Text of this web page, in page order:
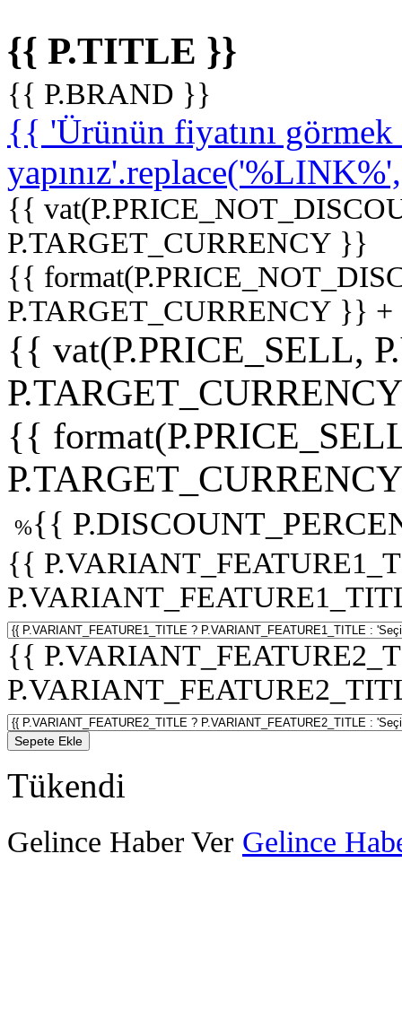
{{ P.TITLE }}
{{ P.BRAND }}
{{ 'Ürünün fiyatını
{{
P.TARGET_CURRENCY }}
{{
P.TARGET_CURRENCY }}
{{ vat(P.PRICE_SELL,
{{
%{{
{{
{{
Sepete Ekle
Tükendi
Gelince Haber Ver Gelince